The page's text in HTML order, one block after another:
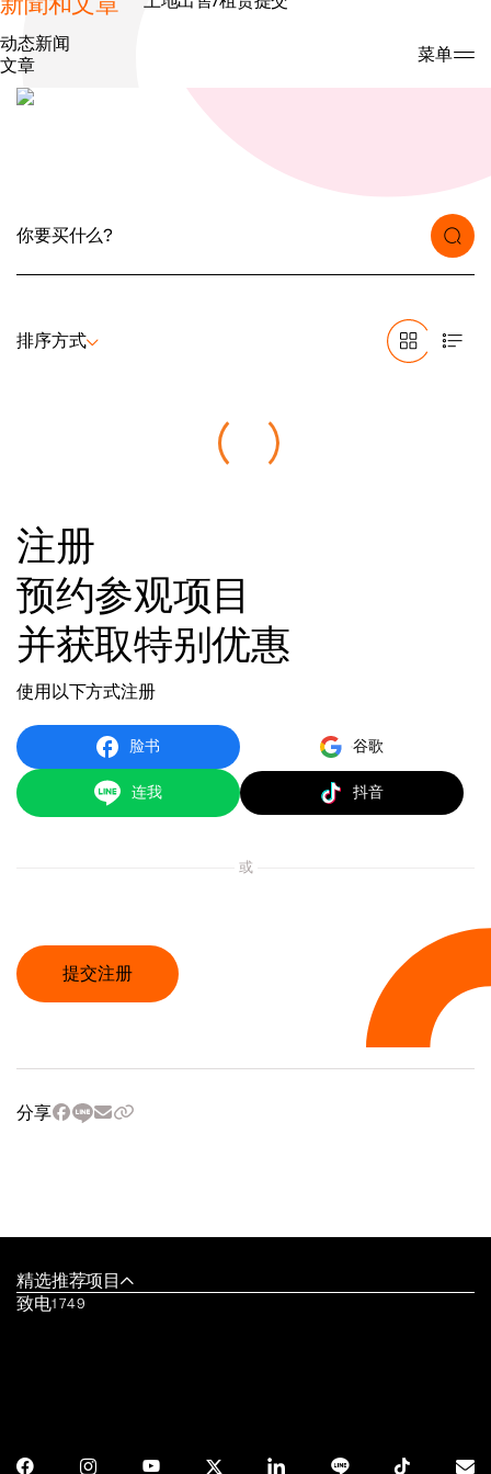
搜索 菜单
动态新闻
文章
排序方式
注册
预约参观项目
并获取特别优惠
使用以下方式注册
脸书 谷歌
连我 抖音
或
提交注册
分享
精选推荐项目
致电1749